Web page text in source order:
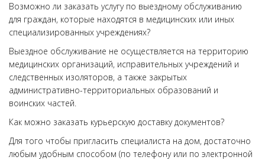
Возможно ли заказать услугу по выездному обслуживанию
для граждан, которые находятся в медицинских или иных
специализированных учреждениях?
Выездное обслуживание не осуществляется на территорию
медицинских организаций, исправительных учреждений и
следственных изоляторов, а также закрытых
административно-территориальных образований и
воинских частей.
Как можно заказать курьерскую доставку документов?
Для того чтобы пригласить специалиста на дом, достаточно
любым удобным способом (по телефону или по электронной